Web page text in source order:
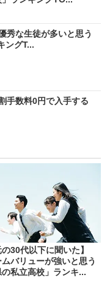
秀な生徒が多いと思う
ングT...
手数料0円で入手する
の30代以下に聞いた】
ムバリューが強いと思う
私立高校」ランキ...